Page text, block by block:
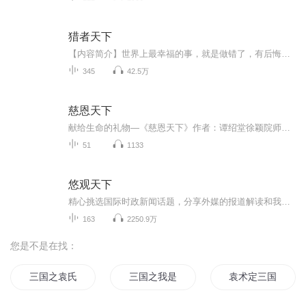
猎者天下
345 42.5万
慈恩天下
51 1133
悠观天下
163 2250.9万
您是不是在找：
三国之袁氏天下 三国之我是袁术 袁术定三国